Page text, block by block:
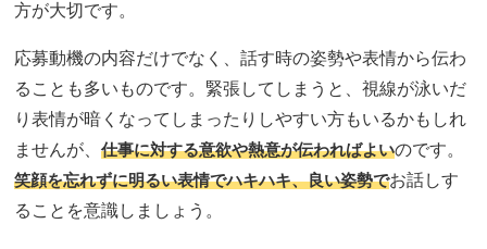
方が大切です。
応募動機の内容だけでなく、話す時の姿勢や表情から伝わ
ることも多いものです。緊張してしまうと、視線が泳いだ
り表情が暗くなってしまったりしやすい方もいるかもしれ
ませんが、仕事に対する意欲や熱意が伝わればよいのです。
笑顔を忘れずに明るい表情でハキハキ、良い姿勢でお話しす
ることを意識しましょう。